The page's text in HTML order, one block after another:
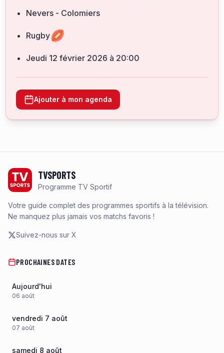
Nevers - Colomiers
Rugby
jeudi 12 février 2026 à 20:00
Ajouter à mon agenda
TVSPORTS
Programme TV Sportif
Votre guide complet des programmes sportifs à la télévision.
Ne manquez plus jamais vos matchs favoris !
Suivez-nous sur X
PROCHAINES DATES
Aujourd'hui
06 août
vendredi 7 août
07 août
samedi 8 août